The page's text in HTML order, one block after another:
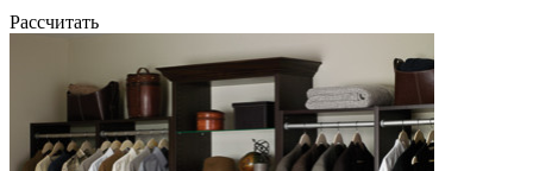
Рассчитать